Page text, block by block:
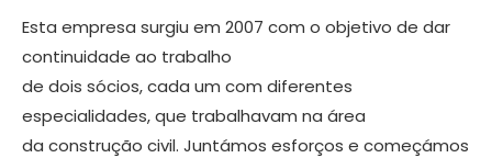
Esta empresa surgiu em 2007 com o objetivo de dar
continuidade ao traba­lho
de dois sócios, cada um com diferentes
especialidades, que trabalhavam na área
da construção civil. Juntámos esforços e começámos